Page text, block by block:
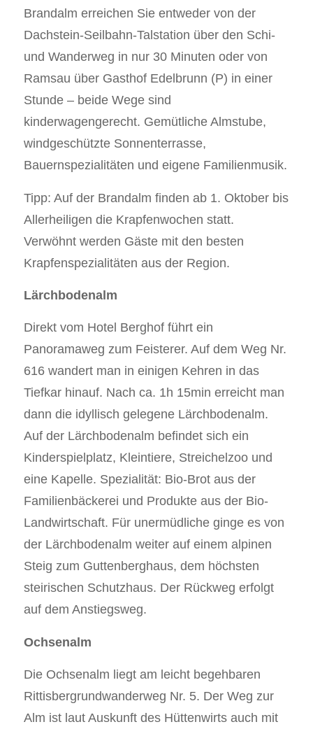
Brandalm erreichen Sie entweder von der
Dachstein-Seilbahn-Talstation über den Schi-
und Wanderweg in nur 30 Minuten oder von
Ramsau über Gasthof Edelbrunn (P) in einer
Stunde – beide Wege sind
kinderwagengerecht. Gemütliche Almstube,
windgeschützte Sonnenterrasse,
Bauernspezialitäten und eigene Familienmusik.
Tipp: Auf der Brandalm finden ab 1. Oktober bis
Allerheiligen die Krapfenwochen statt.
Verwöhnt werden Gäste mit den besten
Krapfenspezialitäten aus der Region.
Lärchbodenalm
Direkt vom Hotel Berghof führt ein
Panoramaweg zum Feisterer. Auf dem Weg Nr.
616 wandert man in einigen Kehren in das
Tiefkar hinauf. Nach ca. 1h 15min erreicht man
dann die idyllisch gelegene Lärchbodenalm.
Auf der Lärchbodenalm befindet sich ein
Kinderspielplatz, Kleintiere, Streichelzoo und
eine Kapelle. Spezialität: Bio-Brot aus der
Familienbäckerei und Produkte aus der Bio-
Landwirtschaft. Für unermüdliche ginge es von
der Lärchbodenalm weiter auf einem alpinen
Steig zum Guttenberghaus, dem höchsten
steirischen Schutzhaus. Der Rückweg erfolgt
auf dem Anstiegsweg.
Ochsenalm
Die Ochsenalm liegt am leicht begehbaren
Rittisbergrundwanderweg Nr. 5. Der Weg zur
Alm ist laut Auskunft des Hüttenwirts auch mit